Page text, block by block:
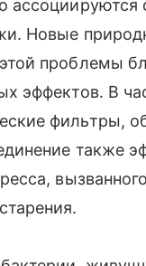
Новые
проблемы
эффектов. В
фильтры,
также